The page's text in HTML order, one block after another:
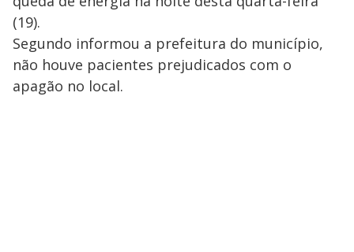
(19).
Segundo informou a prefeitura do município,
não houve pacientes prejudicados com o
apagão no local.